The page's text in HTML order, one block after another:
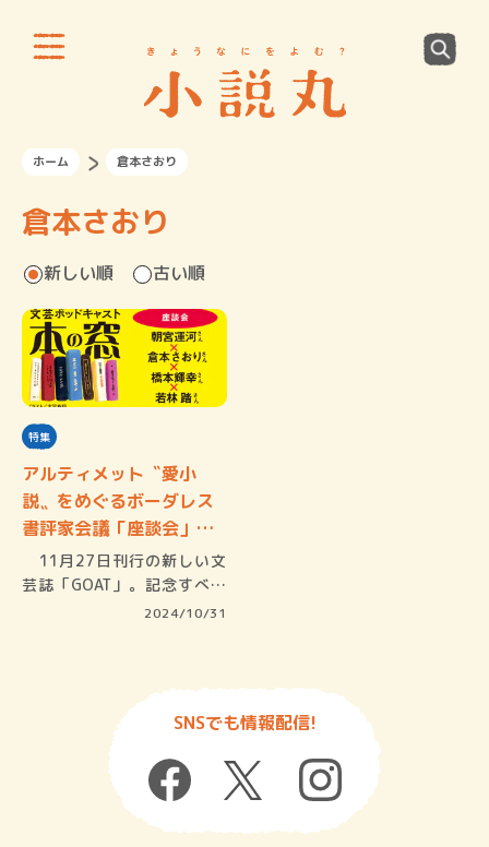
ホーム 倉本さおり
倉本さおり
新しい順 古い順
特集
アルティメット〝愛小
説〟をめぐるボーダレス
書評家会議「座談会」◆
ポッド…
11月27日刊行の新しい文
芸誌「GOAT」。記念すべき
2024/10/31
SNSでも情報配信!